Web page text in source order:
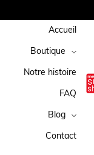
Accueil
Boutique
Notre histoire
FAQ
Blog
Contact